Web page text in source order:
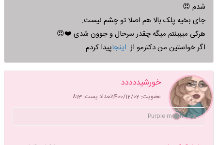
شدم 😍
جای بخیه پلک بالا هم اصلا تو چشم نیست.
هرکی میبینتم میگه چقدر سرحال و جوون شدی ❤️😍
اگر خواستین من دکترمو از
پیدا کردم
خورشیددددد
عضویت: 1400/12/02 تعداد پست: 813
😅🤣
Purple moon